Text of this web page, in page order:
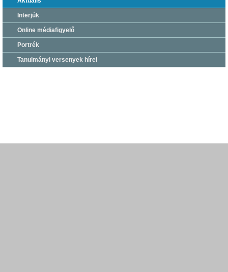
Interjúk
Online médiafigyelő
Portrék
Tanulmányi versenyek hírei